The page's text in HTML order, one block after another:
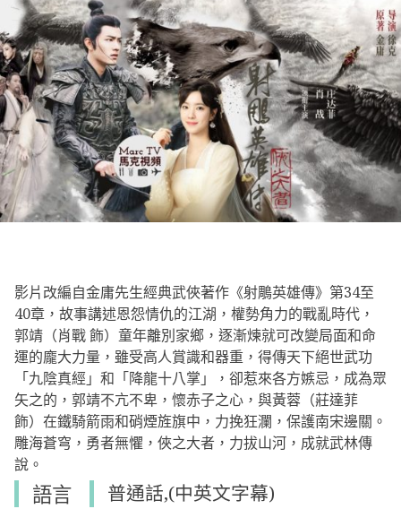
影片改編自金庸先生經典武俠著作《射鵰英雄傳》第34至
40章，故事講述恩怨情仇的江湖，權勢角力的戰亂時代，
郭靖（肖戰 飾）童年離別家鄉，逐漸煉就可改變局面和命
運的龐大力量，雖受高人賞識和器重，得傳天下絕世武功
「九陰真經」和「降龍十八掌」，卻惹來各方嫉忌，成為眾
矢之的，郭靖不亢不卑，懷赤子之心，與黃蓉（莊達菲
飾）在鐵騎箭雨和硝煙旌旗中，力挽狂瀾，保護南宋邊關。
雕海蒼穹，勇者無懼，俠之大者，力拔山河，成就武林傳
說。
語言 普通話,(中英文字幕)